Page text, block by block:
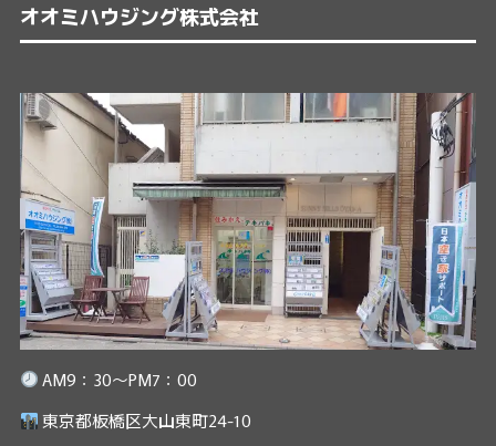
オオミハウジング株式会社
AM9：30～PM7：00
東京都板橋区大山東町24-10